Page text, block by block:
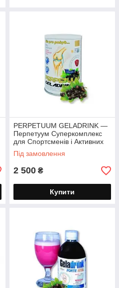
PERPETUUM GELADRINK —
Перпетуум Суперкомплекс
для Спортсменів і Активних
Людей порошок 500 г
Під замовлення
2 500 ₴
Купити